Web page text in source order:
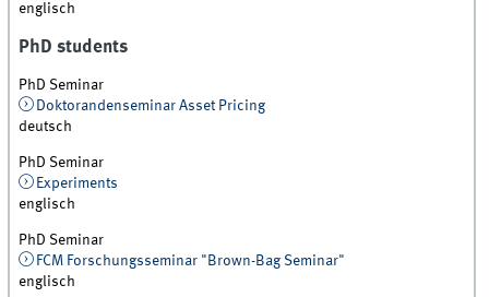
englisch
PhD students
PhD Seminar
Doktorandenseminar Asset Pricing
deutsch
PhD Seminar
Experiments
englisch
PhD Seminar
FCM Forschungsseminar "Brown-Bag Seminar"
englisch